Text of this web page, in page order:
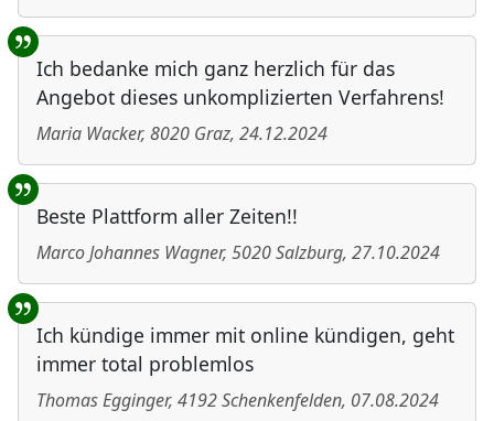
Ich bedanke mich ganz herzlich für das
Angebot dieses unkomplizierten Verfahrens!
Maria Wacker, 8020 Graz, 24.12.2024
Beste Plattform aller Zeiten!!
Marco Johannes Wagner, 5020Salzburg, 27.10.2024
Ich kündige immer mit online kündigen, geht
immer total problemlos
Thomas Egginger, 4192Schenkenfelden, 07.08.2024